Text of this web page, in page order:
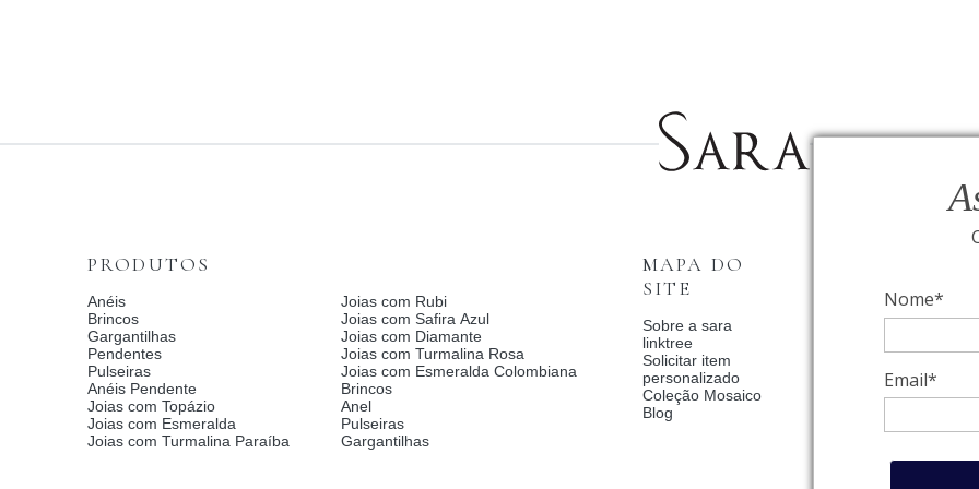
Nome*
Email*
Fale Conosco
Relógios BVLGARI
Condições de
Catalogo Dia Dos
Meus pedidos
MAPA DO
SITE
Sobre a sara
linktree
Solicitar item
personalizado
Blog
Coleção Mosaico
PRODUTOS
Anéis
Brincos
Gargantilhas
Pendentes
Pulseiras
Anéis Pendente
Joias com Topázio
Joias com Esmeralda
Joias com Turmalina Paraíba
Joias com Rubi
Joias com Safira Azul
Joias com Diamante
Joias com Turmalina Rosa
Joias com Esmeralda Colombiana
Brincos
Anel
Pulseiras
Gargantilhas